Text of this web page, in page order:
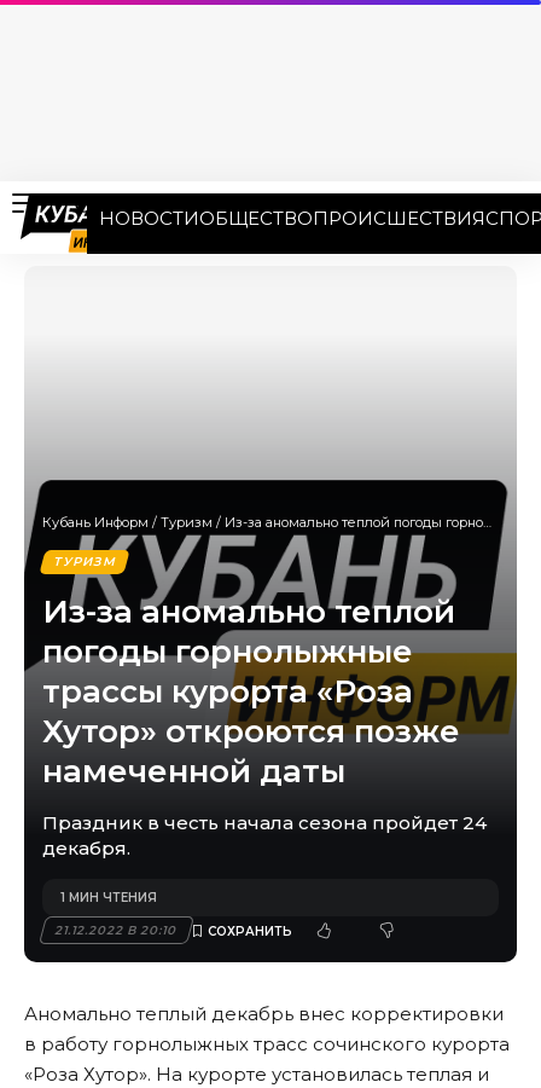
НОВОСТИОБЩЕСТВОПРОИСШЕСТВИЯ
Кубань Информ / Туризм / Из-за аномально теплой погоды горнолыжные трассы курорта «Роза Хутор» откроются позже намеченной даты
ТУРИЗМ
Из-за аномально теплой
погоды горнолыжные
трассы курорта «Роза
Хутор» откроются позже
намеченной даты
Праздник в честь начала сезона пройдет 24
декабря.
21.12.2022 В 20:10
1 МИН ЧТЕНИЯ
Аномально теплый декабрь внес корректировки
в работу горнолыжных трасс сочинского курорта
«Роза Хутор». На курорте установилась теплая и